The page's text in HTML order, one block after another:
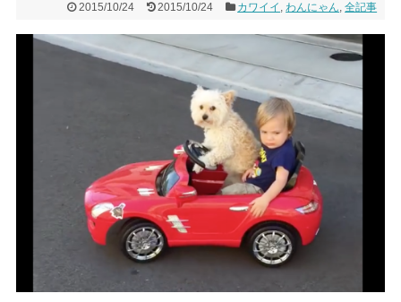
2015/10/24 2015/10/24 カワイイ ,わんにゃん,全記事